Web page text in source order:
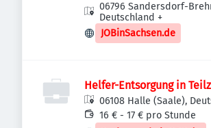
06796 Sandersdorf-
Deutschland +
JOBinSachsen.de
Helfer-Entsorgung in
06108 Halle (Saale),
16 € - 17 € pro Stunde